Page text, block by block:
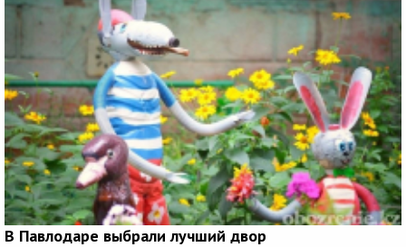
В Павлодаре выбрали лучший двор